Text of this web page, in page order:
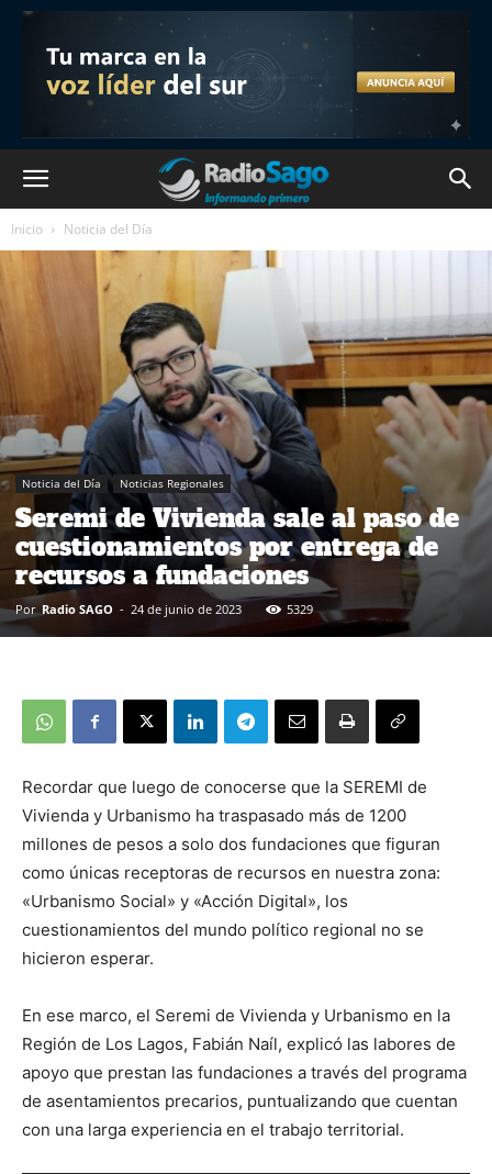
Inicio Noticia del Día
Noticia del Día Noticias Regionales
Seremi de Vivienda sale al paso de
cuestionamientos por entrega de
recursos a fundaciones
Por Radio SAGO - 24 de junio de 2023 5329
Recordar que luego de conocerse que la SEREMI de
Vivienda y Urbanismo ha traspasado más de 1200
millones de pesos a solo dos fundaciones que figuran
como únicas receptoras de recursos en nuestra zona:
«Urbanismo Social» y «Acción Digital», los
cuestionamientos del mundo político regional no se
hicieron esperar.
En ese marco, el Seremi de Vivienda y Urbanismo en la
Región de Los Lagos, Fabián Naíl, explicó las labores de
apoyo que prestan las fundaciones a través del programa
de asentamientos precarios, puntualizando que cuentan
con una larga experiencia en el trabajo territorial.